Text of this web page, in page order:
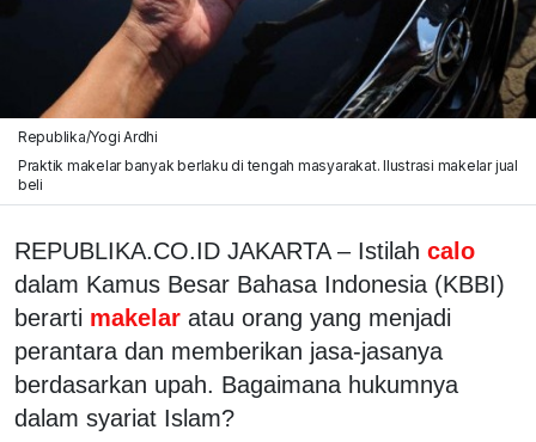
Republika/Yogi Ardhi
Praktik makelar banyak berlaku di tengah masyarakat. Ilustrasi makelar jual
beli
REPUBLIKA.CO.ID JAKARTA – Istilah calo
dalam Kamus Besar Bahasa Indonesia (KBBI)
berarti makelar atau orang yang menjadi
perantara dan memberikan jasa-jasanya
berdasarkan upah. Bagaimana hukumnya
dalam syariat Islam?